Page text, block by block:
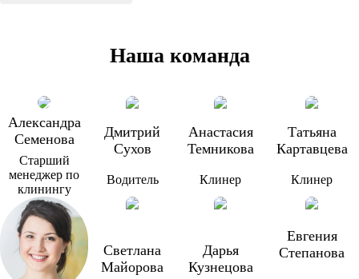
Наша команда
Александра
Семенова
Старший
менеджер по
клинингу
Дмитрий
Сухов
Водитель
Анастасия
Темникова
Клинер
Татьяна
Картавцева
Клинер
Светлана
Майорова
Дарья
Кузнецова
Евгения
Степанова